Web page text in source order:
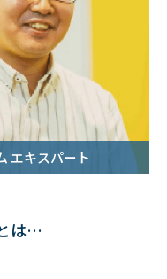
エキスパート
は…